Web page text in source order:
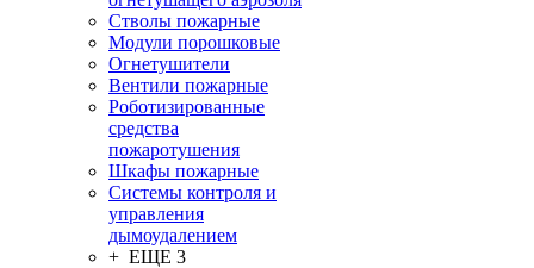
Стволы пожарные
Модули порошковые
Огнетушители
Вентили пожарные
Роботизированные
средства
пожаротушения
Шкафы пожарные
Системы контроля и
управления
дымоудалением
+ ЕЩЕ 3